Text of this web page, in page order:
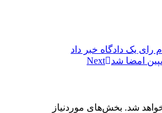
رای یک دادگاه خبر داد
امضا شد Next
شد. بخش‌های موردنیاز